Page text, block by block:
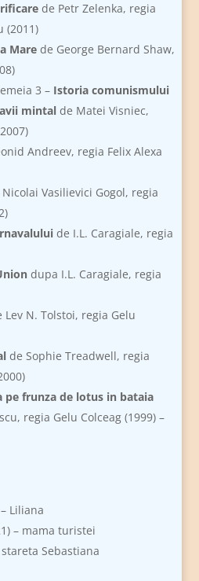
de Petr Zelenka, regia
(2011)
Mare de George Bernard Shaw,
3 – Istoria comunismului
mintal de Matei Visniec,
Andreev, regia Felix Alexa
Vasilievici Gogol, regia
de I.L. Caragiale, regia
dupa I.L. Caragiale, regia
Lev N. Tolstoi, regia Gelu
de Sophie Treadwell, regia
pe frunza de lotus in bataia
regia Gelu Colceag (1999) –
Liliana
– mama turistei
Sebastiana